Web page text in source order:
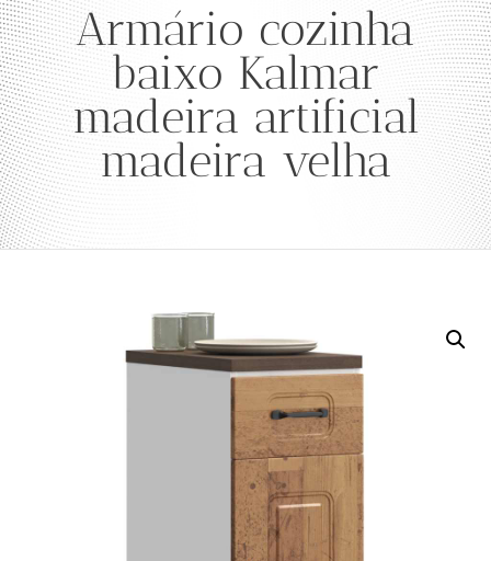
Armário cozinha
baixo Kalmar
madeira artificial
madeira velha